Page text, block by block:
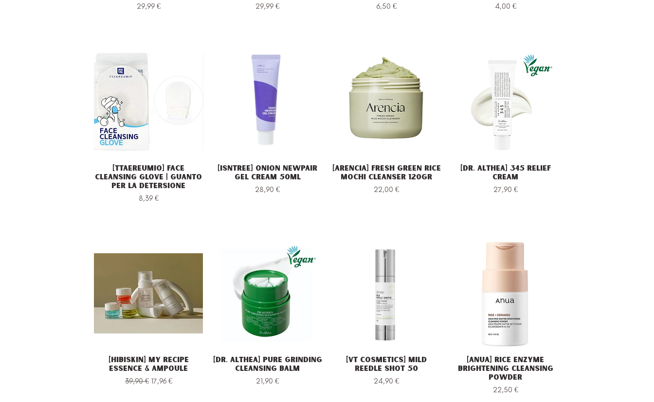
Prezzo
29,99 € Prezzo
29,99 € Prezzo
6,50 € Prezzo
4,00 €
Vista rapida
[TTAEREUMIO] Face
Cleansing Glove | Guanto
per la detersione
Prezzo
8,39 €
Vista rapida
[Isntree] Onion Newpair
Gel Cream 50ml
Prezzo
28,90 €
Vista rapida
[Arencia] Fresh Green Rice
Mochi Cleanser 120gr
Prezzo
22,00 €
Vista rapida
[Dr. Althea] 345 Relief
Cream
Prezzo
27,90 €
Vista rapida
[Hibiskin] My Recipe
Essence & Ampoule
Prezzo regolare
39,90 € Prezzo scontato
17,96 €
Vista rapida
[Dr. Althea] Pure Grinding
Cleansing Balm
Prezzo
21,90 €
Vista rapida
[VT Cosmetics] Mild
Reedle Shot 50
Prezzo
24,90 €
Vista rapida
[Anua] Rice Enzyme
Brightening Cleansing
Powder
Prezzo
22,50 €